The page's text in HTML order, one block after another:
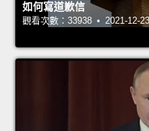
如何寫道歉信
觀看次數：33938 • 2021-12-23